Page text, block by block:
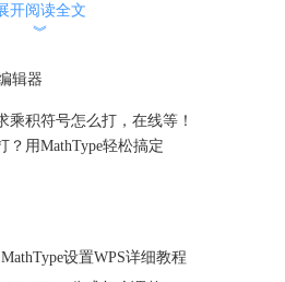
开阅读全文
︾
辑器
乘积符号怎么打，在线等！
？用MathType轻松搞定
设置WPS详细教程